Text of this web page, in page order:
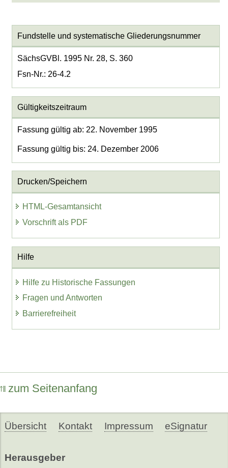
Fundstelle und systematische Gliederungsnummer
SächsGVBl. 1995 Nr. 28, S. 360
Fsn-Nr.: 26-4.2
Gültigkeitszeitraum
Fassung gültig ab: 22. November 1995
Fassung gültig bis: 24. Dezember 2006
Drucken/Speichern
HTML-Gesamtansicht
Vorschrift als PDF
Hilfe
Hilfe zu Historische Fassungen
Fragen und Antworten
Barrierefreiheit
zum Seitenanfang
Übersicht Kontakt Impressum eSignatur
Herausgeber